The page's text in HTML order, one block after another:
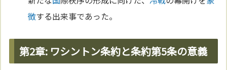
徴する出来事であった。
第2章: ワシントン条約と条約第5条の意義